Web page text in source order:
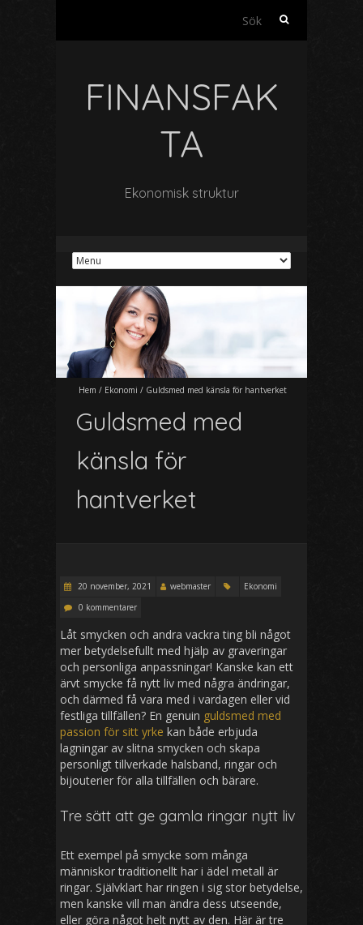
Sök
FINANSFAK
TA
Ekonomisk struktur
Hem / Ekonomi / Guldsmed med känsla för hantverket
Guldsmed med
känsla för
hantverket
20 november, 2021 webmaster
Ekonomi
0 kommentarer
Låt smycken och andra vackra ting bli något
mer betydelsefullt med hjälp av graveringar
och personliga anpassningar! Kanske kan ett
ärvt smycke få nytt liv med några ändringar,
och därmed få vara med i vardagen eller vid
festliga tillfällen? En genuin guldsmed med
passion för sitt yrke kan både erbjuda
lagningar av slitna smycken och skapa
personligt tillverkade halsband, ringar och
bijouterier för alla tillfällen och bärare.
Tre sätt att ge gamla ringar nytt liv
Ett exempel på smycke som många
människor traditionellt har i ädel metall är
ringar. Självklart har ringen i sig stor betydelse,
men kanske vill man ändra dess utseende,
eller göra något helt nytt av den. Här är tre